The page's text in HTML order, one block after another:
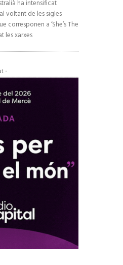
ha intensificat
voltant de les sigles
corresponen a ‘She’s The
les xarxes
-